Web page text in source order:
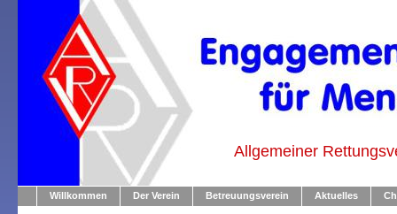
Allgemeiner
Willkommen Der Verein Betreuungsverein Aktuelles